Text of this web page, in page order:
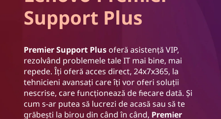
Support Plus
Premier Support Plusoferă asistență VIP,
rezolvând problemele tale IT mai bine, mai
repede. Îți oferă acces direct, 24x7x365, la
tehnicieni avansați care îți vor oferi soluții
nescrise, care funcționează de fiecare dată. Și
cum s-ar putea să lucrezi de acasă sau să te
grăbești la birou din când în când, Premier